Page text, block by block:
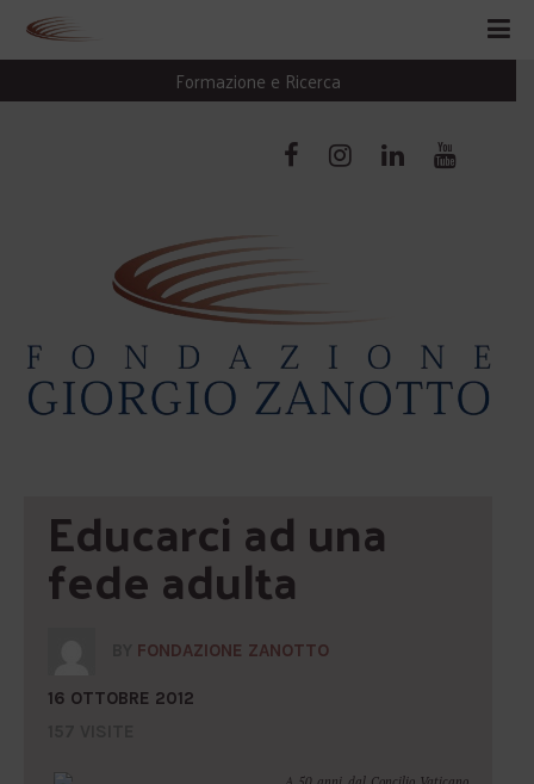
Formazione e Ricerca
Educarci ad una
fede adulta
FONDAZIONE ZANOTTO
16 OTTOBRE 2012